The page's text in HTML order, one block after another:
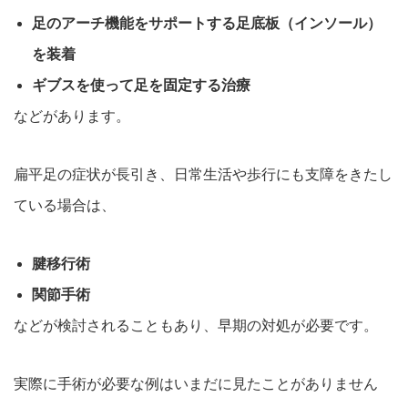
足のアーチ機能をサポートする足底板（インソール）
を装着
ギブスを使って足を固定する治療
などがあります。
扁平足の症状が長引き、日常生活や歩行にも支障をきたし
ている場合は、
腱移行術
関節手術
などが検討されることもあり、 早期の対処が必要です。
実際に手術が必要な例はいまだに見たことがありません